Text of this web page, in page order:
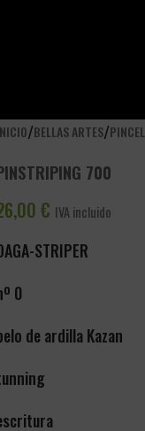
/BELLAS ARTES/
700
€ IVA incluido
STRIPER
0
de ardilla Kazan